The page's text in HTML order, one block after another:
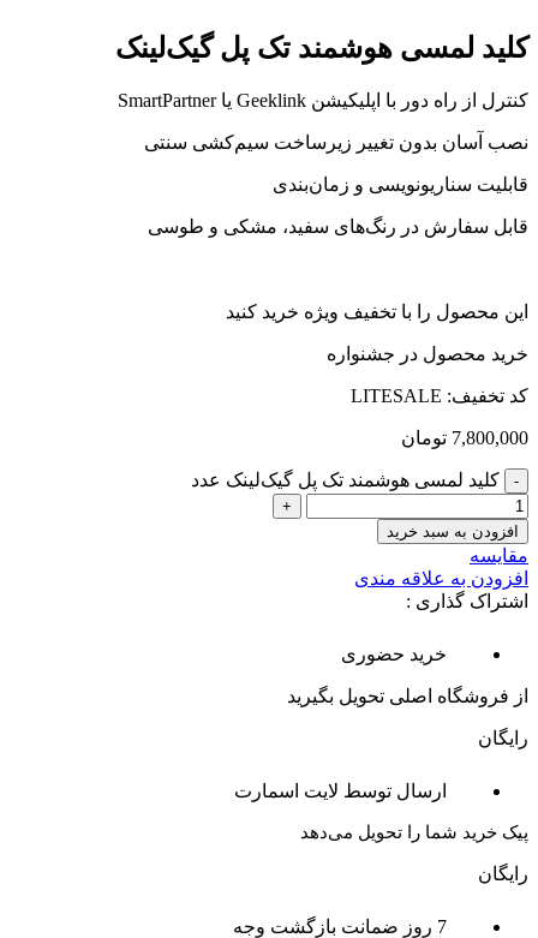
کلید لمسی هوشمند تک پل گیک‌لینک
کنترل از راه دور با اپلیکیشن Geeklink یا SmartPartner
نصب آسان بدون تغییر زیرساخت سیم‌کشی سنتی
قابلیت سناریونویسی و زمان‌بندی
قابل سفارش در رنگ‌های سفید، مشکی و طوسی
این محصول را با تخفیف ویژه خرید کنید
خرید محصول در جشنواره
کد تخفیف: LITESALE
7,800,000 تومان
کلید لمسی هوشمند تک پل گیک‌لینک عدد
افزودن به سبد خرید
مقایسه
افزودن به علاقه مندی
اشتراک گذاری :
خرید حضوری
از فروشگاه اصلی تحویل بگیرید
رایگان
ارسال توسط لایت اسمارت
پیک خرید شما را تحویل می‌دهد
رایگان
7 روز ضمانت بازگشت وجه